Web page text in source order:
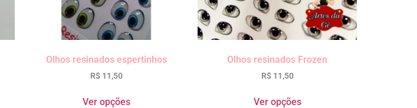
Olhos resinados espertinhos
R$11,50
Ver opções
Olhos resinados Frozen
R$11,50
Ver opções